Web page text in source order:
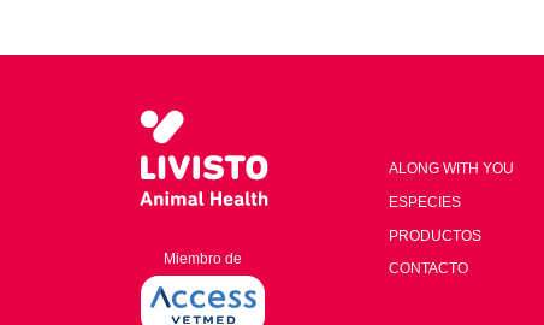
Miembro de
ALONG WITH YOU
ESPECIES
PRODUCTOS
CONTACTO